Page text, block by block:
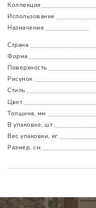
Коллекция
Использование
Назначение
Страна
Форма
Поверхность
Рисунок
Стиль
Цвет
Толщина, мм
В упаковке, шт
Вес упаковки, кг
Размер, см
Наличыми